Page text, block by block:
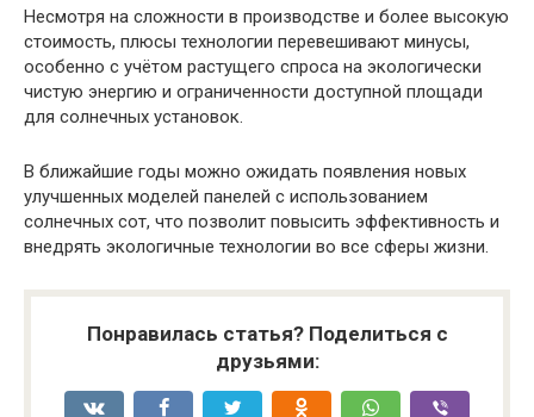
Несмотря на сложности в производстве и более высокую
стоимость, плюсы технологии перевешивают минусы,
особенно с учётом растущего спроса на экологически
чистую энергию и ограниченности доступной площади
для солнечных установок.
В ближайшие годы можно ожидать появления новых
улучшенных моделей панелей с использованием
солнечных сот, что позволит повысить эффективность и
внедрять экологичные технологии во все сферы жизни.
Понравилась статья? Поделиться с
друзьями: